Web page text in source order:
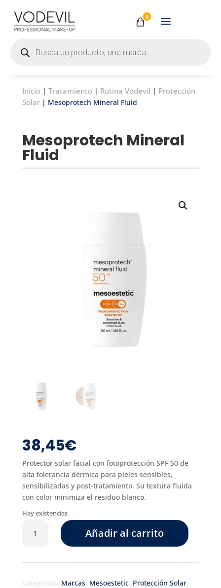
0
productos
Inicio| Tratamiento| Rutina Vodevil | Protección
Solar| Mesoprotech Mineral Fluid
Mesoprotech Mineral
Fluid
38,45€
Protector solar facial con fotoprotección SPF 50 de
alta tolerancia dérmica para pieles sensibles,
sensibilizadas y post-tratamiento. Su textura fluida
con color minimiza el residuo blanco.
Hay existencias
Mesoprotech
Mineral
Añadir al carrito
Categorías: Marcas, Mesoestetic, Protección Solar,